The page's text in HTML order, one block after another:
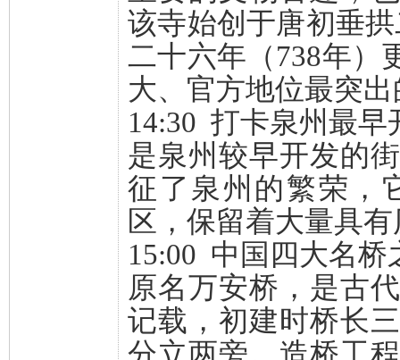
该寺始创于唐初垂
二十六年（738年）
大、官方地位最突
14:30 打卡泉州最早
是泉州较早开发的
征了泉州的繁荣，
区，保留着大量具
15:00 中国四大名桥
原名万安桥，是古
记载，初建时桥长